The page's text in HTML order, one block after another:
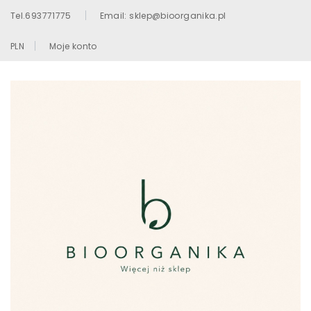
Tel.693771775 Email: sklep@bioorganika.pl
PLN Moje konto